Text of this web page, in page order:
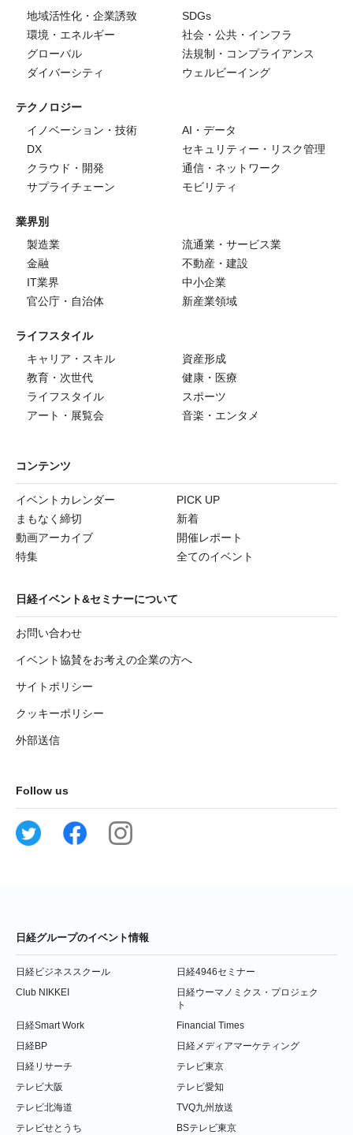
地域活性化・企業誘致
SDGs
環境・エネルギー
社会・公共・インフラ
グローバル
法規制・コンプライアンス
ダイバーシティ
ウェルビーイング
テクノロジー
イノベーション・技術
AI・データ
DX
セキュリティー・リスク管理
クラウド・開発
通信・ネットワーク
サプライチェーン
モビリティ
業界別
製造業
流通業・サービス業
金融
不動産・建設
IT業界
中小企業
官公庁・自治体
新産業領域
ライフスタイル
キャリア・スキル
資産形成
教育・次世代
健康・医療
ライフスタイル
スポーツ
アート・展覧会
音楽・エンタメ
コンテンツ
イベントカレンダー
PICK UP
まもなく締切
新着
動画アーカイブ
開催レポート
特集
全てのイベント
日経イベント&セミナーについて
お問い合わせ
イベント協賛をお考えの企業の方へ
サイトポリシー
クッキーポリシー
外部送信
Follow us
日経グループのイベント情報
日経ビジネススクール
日経4946セミナー
Club NIKKEI
日経ウーマノミクス・プロジェク
ト
日経Smart Work
Financial Times
日経BP
日経メディアマーケティング
日経リサーチ
テレビ東京
テレビ大阪
テレビ愛知
テレビ北海道
TVQ九州放送
テレビせとうち
BSテレビ東京